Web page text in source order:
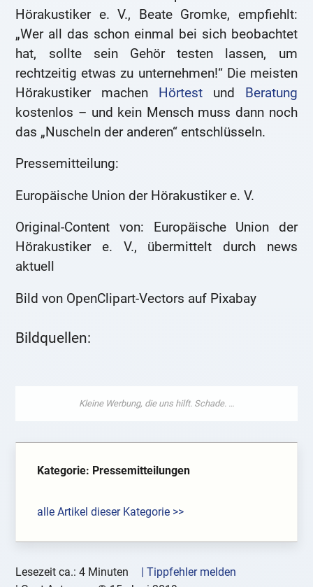
Hörakustiker e. V., Beate Gromke, empfiehlt:
„Wer all das schon einmal bei sich beobachtet
hat, sollte sein Gehör testen lassen, um
rechtzeitig etwas zu unternehmen!“ Die meisten
Hörakustiker machen Hörtest und Beratung
kostenlos – und kein Mensch muss dann noch
das „Nuscheln der anderen“ entschlüsseln.
Pressemitteilung:
Europäische Union der Hörakustiker e. V.
Original-Content von: Europäische Union der
Hörakustiker e. V., übermittelt durch news
aktuell
Bild von OpenClipart-Vectors auf Pixabay
Bildquellen:
Kategorie: Pressemitteilungen
alle Artikel dieser Kategorie >>
Lesezeit ca.: 4 Minuten
| Tippfehler melden